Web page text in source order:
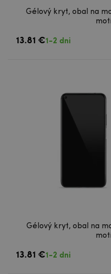
Gélový kryt, obal na
13.81 €1-2 dni
Gélový kryt, obal na
13.81 €1-2 dni